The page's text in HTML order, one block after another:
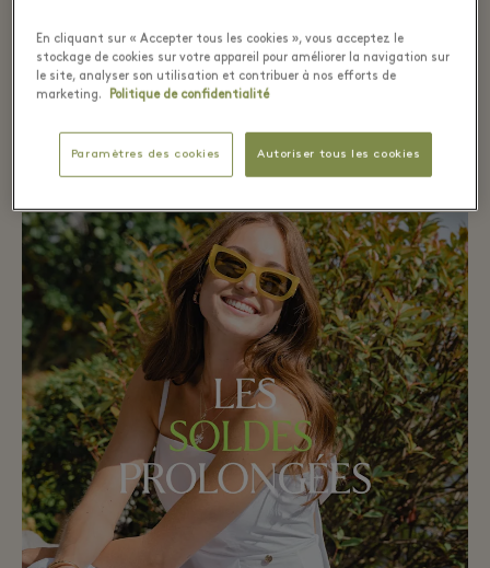
8 - 16 août
En cliquant sur « Accepter tous les cookies », vous acceptez le
stockage de cookies sur votre appareil pour améliorer la navigation sur
le site, analyser son utilisation et contribuer à nos efforts de
marketing.
Politique de confidentialité
Paramètres des cookies Autoriser tous les cookies